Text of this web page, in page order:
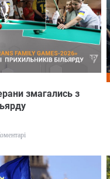
змагались з